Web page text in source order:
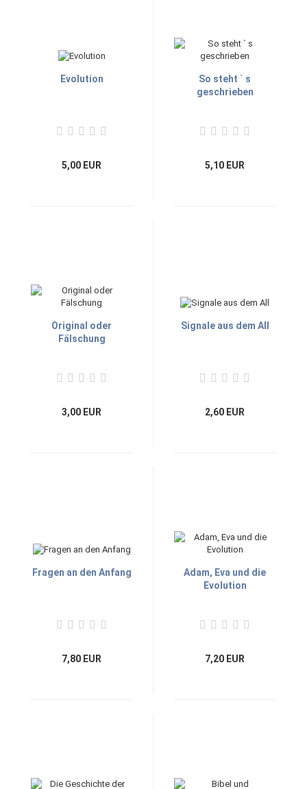
Evolution
5,00 EUR
So steht ` s
geschrieben
5,10 EUR
Original oder
Fälschung
3,00 EUR
Signale aus dem All
2,60 EUR
Fragen an den Anfang
7,80 EUR
Adam, Eva und die
Evolution
7,20 EUR